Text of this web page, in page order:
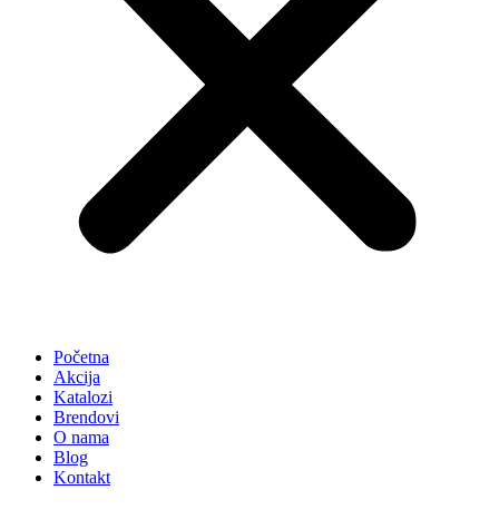
Početna
Akcija
Katalozi
Brendovi
O nama
Blog
Kontakt